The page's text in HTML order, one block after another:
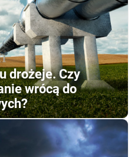
drożeje. Czy
wrócą do